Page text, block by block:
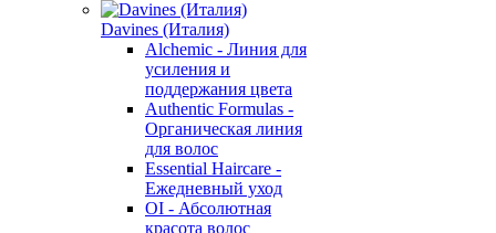
Davines (Италия)
Alchemic - Линия для
усиления и
поддержания цвета
Authentic Formulas -
Органическая линия
для волос
Essential Haircare -
Eжедневный уход
OI - Абсолютная
красота волос